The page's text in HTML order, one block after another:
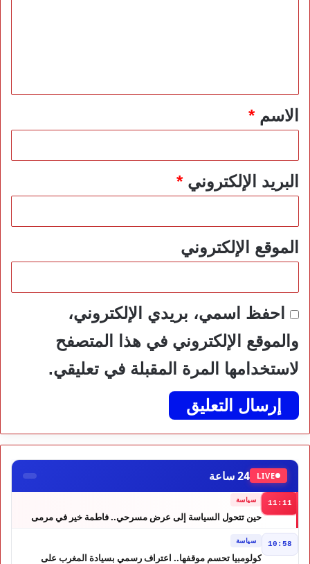
*الاسم*
البريد الإلكتروني*
الموقع الإلكتروني
احفظ اسمي، بريدي الإلكتروني،
والموقع الإلكتروني في هذا المتصفح
لاستخدامها المرة المقبلة في تعليقي.
LIVE 24 ساعة
11:11 سياسة
حين تتحول السياسة إلى عرض مسرحي.. فاطمة خير في مرمى
10:58 سياسة
كولومبيا تحسم موقفها.. اعتراف رسمي بسيادة المغرب على